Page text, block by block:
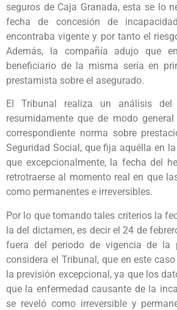
seguros de Caja Granada, esta se lo
fecha de concesión de
encontraba vigente y por tanto el
Además, la compañía adujo que
beneficiario de la misma sería en
prestamista sobre el asegurado.
El Tribunal realiza un análisis del
resumidamente que de modo
correspondiente norma sobre
Seguridad Social, que fija aquélla en
que excepcionalmente, la fecha del
retrotraerse al momento real en que
como permanentes e irreversibles.
Por lo que tomando tales criterios la
la del dictamen, es decir el 24 de
fuera del periodo de vigencia de la
considera el Tribunal, que en este
la previsión excepcional, ya que los
que la enfermedad causante de la
se reveló como irreversible y